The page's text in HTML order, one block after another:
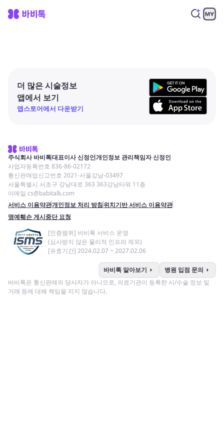
더 많은 시술정보
앱에서 보기
앱스토어에서 다운받기
주식회사 바비톡대표이사 신정인개인정보 관리책임자 신정인
사업자등록번호 836-86-02172
통신판매업신고번호 2021-서울강남-03497
서울특별시 서초구 강남대로 363 363강남타워 11층
이메일 cs@babitalk.com
서비스 이용약관개인정보 처리 방침위치기반 서비스 이용약관
명예훼손 게시중단 요청
[인증범위] 바비톡 서비스 운영
(심사받지 않은 물리적 인프라 제외)
[유효기간] 2024.02.07 ~ 2027.02.06
바비톡 알아보기 arrow_right 병원 입점 문의 arrow_right
바비톡은 통신판매의 당사자가 아니므로, 의료기관이 등록한 시/수술 정보 및
거래 등에 대해 책임을 지지 않습니다.